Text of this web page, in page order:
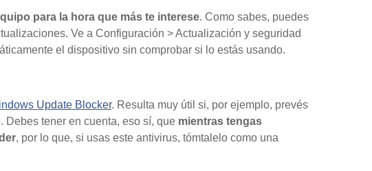
para la hora que más te interese. Como sabes, puedes
Ve a Configuración > Actualización y seguridad
el dispositivo sin comprobar si lo estás usando.
Update Blocker. Resulta muy útil si, por ejemplo, prevés
Debes tener en cuenta, eso sí, que mientras tengas
, por lo que, si usas este antivirus, tómtalelo como una